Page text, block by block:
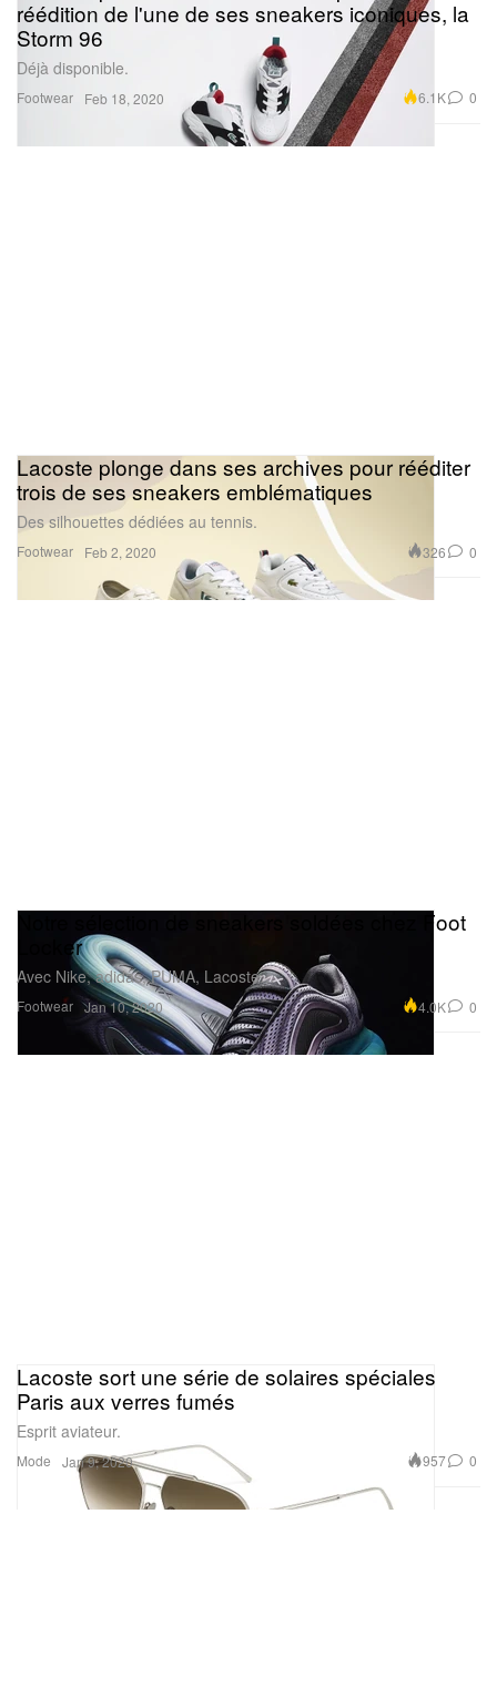
Footwear
réédition de l'une de ses sneakers iconiques, la
Storm 96
Déjà disponible.
Feb 18, 2020 6.1K 0
Footwear
Lacoste plonge dans ses archives pour rééditer
trois de ses sneakers emblématiques
Des silhouettes dédiées au tennis.
Feb 2, 2020 326 0
Footwear
Notre sélection de sneakers soldées chez Foot
Locker
Avec Nike, adidas, PUMA, Lacoste…
Jan 10, 2020 4.0K 0
Mode
Lacoste sort une série de solaires spéciales
Paris aux verres fumés
Esprit aviateur.
Jan 9, 2020 957 0